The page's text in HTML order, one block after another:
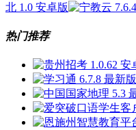
北 1.0 安卓版
热门推荐